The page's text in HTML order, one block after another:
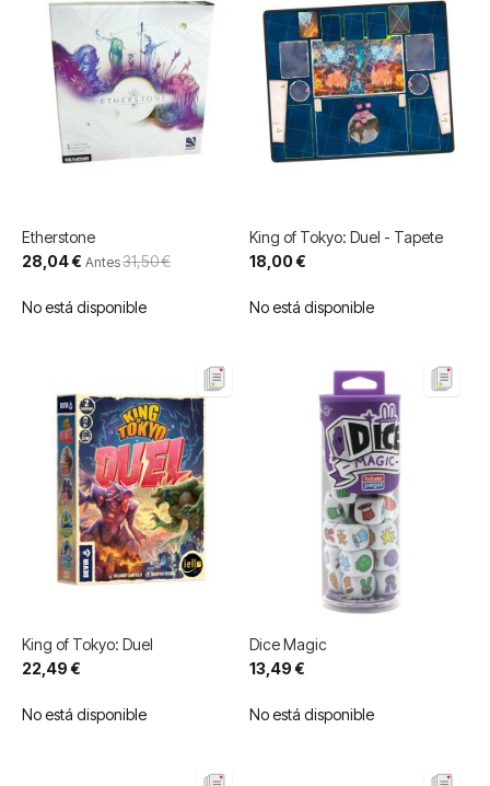
Etherstone
Precio
especial
28,04 € Antes31,50 €
No está disponible
King of Tokyo: Duel - Tapete
18,00 €
No está disponible
King of Tokyo: Duel
22,49 €
No está disponible
Dice Magic
13,49 €
No está disponible